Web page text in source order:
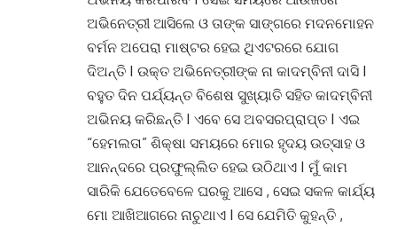
ଅଭିନେତ୍ରୀ ଆସିଲେ ଓ ତାଙ୍କ ସାଙ୍ଗରେ ମଦନମୋହନ
ବର୍ମନ ଅପେରା ମାଷ୍ଟର ହେଇ ଥିଏଟରରେ ଯୋଗ
ଦିଅନ୍ତି I ଉକ୍ତ ଅଭିନେତ୍ରୀଙ୍କ ନା କାଦମ୍ବିନୀ ଦାସି I
ବହୁତ ଦିନ ପର୍ଯ୍ୟନ୍ତ ବିଶେଷ ସୁଖ୍ୟାତି ସହିତ କାଦମ୍ବିନୀ
ଅଭିନୟ କରିଛନ୍ତି I ଏବେ ସେ ଅବସରପ୍ରାପ୍ତ I ଏଇ
“ହେମଲତା” ଶିକ୍ଷା ସମୟରେ ମୋର ହୃଦୟ ଉତ୍ସାହ ଓ
ଆନନ୍ଦରେ ପ୍ରଫୁଲ୍ଲିତ ହେଇ ଉଠିଥାଏ I ମୁଁ କାମ
ସାରିକି ଯେତେବେଳେ ଘରକୁ ଆସେ , ସେଇ ସକଳ କାର୍ଯ୍ୟ
ମୋ ଆଖିଆଗରେ ନାଚୁଥାଏ I ସେ ଯେମିତି କୁହନ୍ତି ,